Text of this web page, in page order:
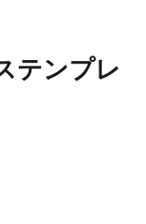
テンプレ